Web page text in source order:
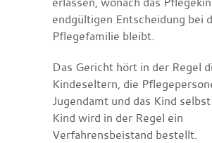
endgültigen Entscheidung bei
Pflegefamilie bleibt.
Das Gericht hört in der Regel
Kindeseltern, die
Jugendamt und das Kind
Kind wird in der Regel ein
Verfahrensbeistand bestellt.